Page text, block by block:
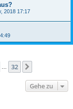
2018 17:17
32
Gehe zu